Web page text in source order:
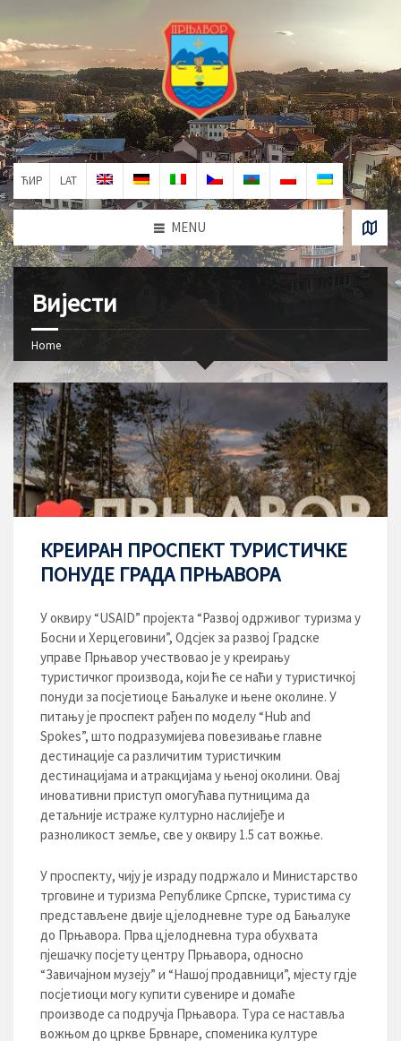
ЋИР LAT
MENU
Вијести
Home
КРЕИРАН ПРОСПЕКТ ТУРИСТИЧКЕ
ПОНУДЕ ГРАДА ПРЊАВОРА
У оквиру “USAID” пројекта “Развој одрживог туризма у
Босни и Херцеговини”, Одсјек за развој Градске
управе Прњавор учествовао је у креирању
туристичког производа, који ће се наћи у туристичкој
понуди за посјетиоце Бањалуке и њене околине. У
питању је проспект рађен по моделу “Hub and
Spokes”, што подразумијева повезивање главне
дестинације са различитим туристичким
дестинацијама и атракцијама у њеној околини. Овај
иновативни приступ омогућава путницима да
детаљније истраже културно наслијеђе и
разноликост земље, све у оквиру 1.5 сат вожње.
У проспекту, чију је израду подржало и Министарство
трговине и туризма Републике Српске, туристима су
представљене двије цјелодневне туре од Бањалуке
до Прњавора. Прва цјелодневна тура обухвата
пјешачку посјету центру Прњавора, односно
“Завичајном музеју” и “Нашој продавници”, мјесту гдје
посјетиоци могу купити сувенире и домаће
производе са подручја Прњавора. Тура се наставља
вожњом до цркве Брвнаре, споменика културе